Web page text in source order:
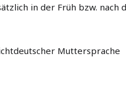
in der Früh bzw. nach
Muttersprache